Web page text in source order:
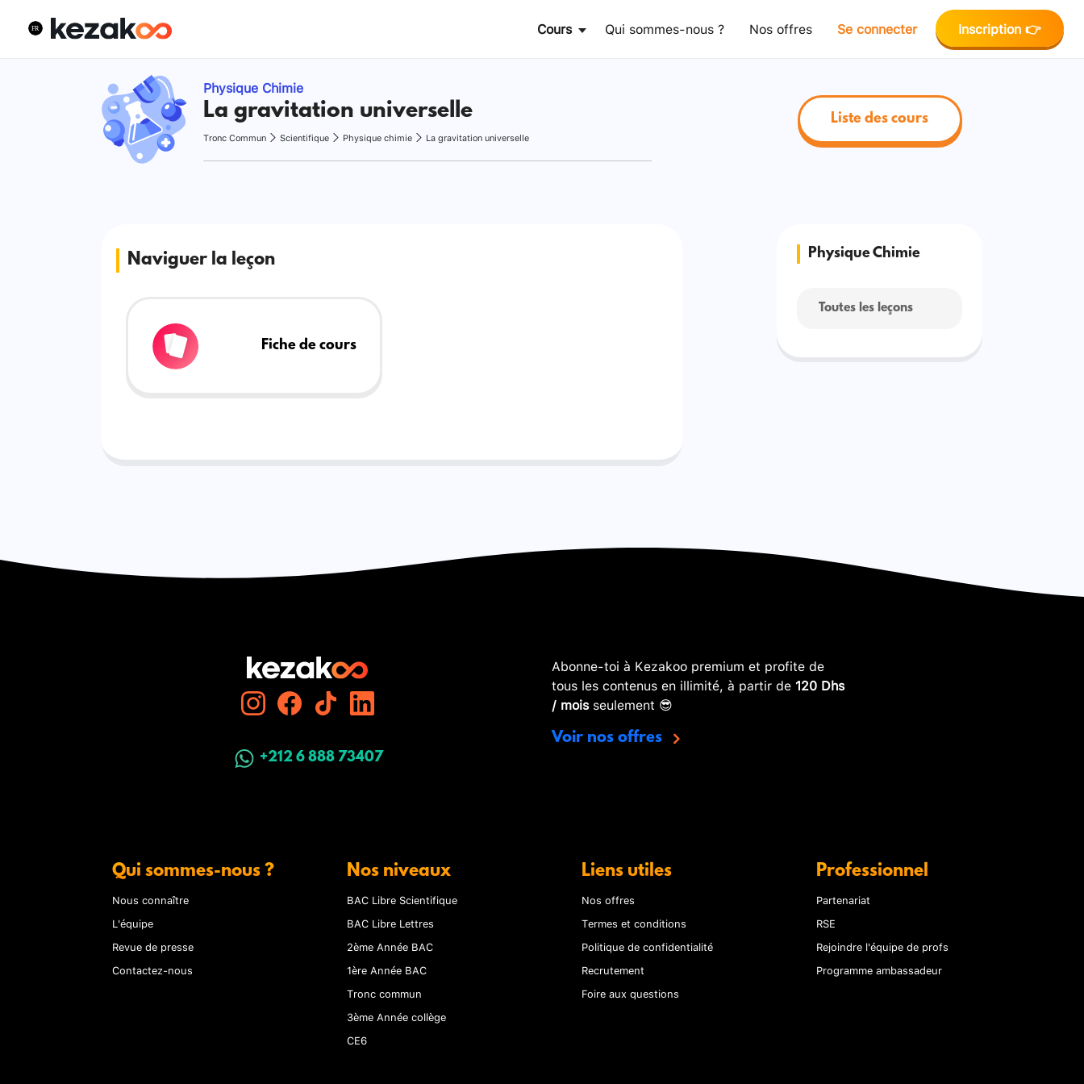
Cours Qui sommes-nous ? Nos offres Se connecter Inscription 👉
Physique Chimie
La gravitation universelle
Tronc Commun Scientifique Physique chimie La gravitation universelle
Liste des cours
Naviguer la leçon
Fiche de cours
Physique Chimie
Toutes les leçons
+212 6 888 73407
Abonne-toi à Kezakoo premium et profite de
tous les contenus en illimité, à partir de 120 Dhs
/ moisseulement 😎
Voir nos offres
Qui sommes-nous ?
Nous connaître
L'équipe
Revue de presse
Contactez-nous
Nos niveaux
BAC Libre Scientifique
BAC Libre Lettres
2ème Année BAC
1ère Année BAC
Tronc commun
3ème Année collège
CE6
Liens utiles
Nos offres
Termes et conditions
Politique de confidentialité
Recrutement
Foire aux questions
Professionnel
Partenariat
RSE
Rejoindre l'équipe de profs
Programme ambassadeur